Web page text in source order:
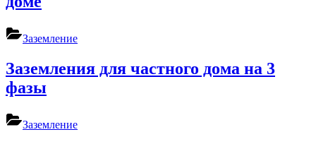
Заземление
Заземления для частного дома на 3
фазы
Заземление